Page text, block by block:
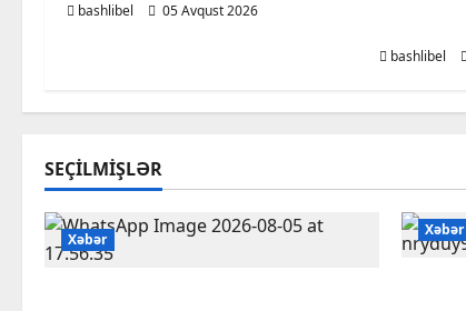
bashlibel 05 Avqust 2026
bashlibel
SEÇILMIŞLƏR
Xəbər
Xəbər